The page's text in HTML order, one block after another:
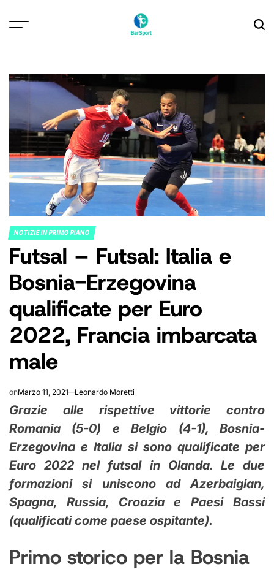
POSTED
IN
NOTIZIE IN PRIMO PIANO
Futsal – Futsal: Italia e
Bosnia-Erzegovina
qualificate per Euro
2022, Francia imbarcata
male
onMarzo 11, 2021 Leonardo Moretti
Grazie alle rispettive vittorie contro
Romania (5-0) e Belgio (4-1), Bosnia-
Erzegovina e Italia si sono qualificate per
Euro 2022 nel futsal in Olanda. Le due
formazioni si uniscono ad Azerbaigian,
Spagna, Russia, Croazia e Paesi Bassi
(qualificati come paese ospitante).
Primo storico per la Bosnia